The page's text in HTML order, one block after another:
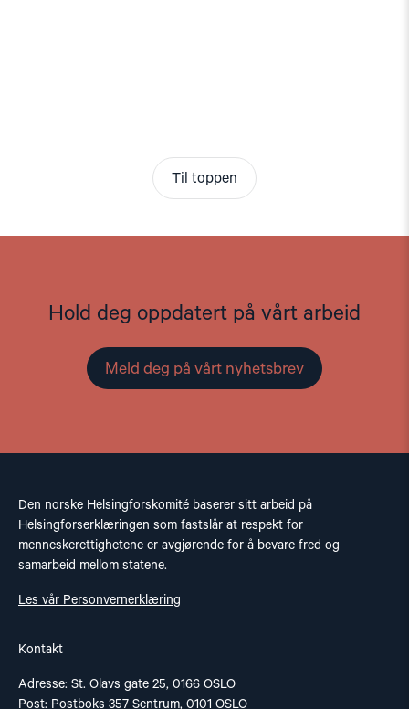
Til toppen
Hold deg oppdatert på vårt arbeid
Meld deg på vårt nyhetsbrev
Den norske Helsingforskomité baserer sitt arbeid på
Helsingforserklæringen som fastslår at respekt for
menneskerettighetene er avgjørende for å bevare fred og
samarbeid mellom statene.
Les vår Personvernerklæring
Kontakt
Adresse: St. Olavs gate 25, 0166 OSLO
Post: Postboks 357 Sentrum, 0101 OSLO